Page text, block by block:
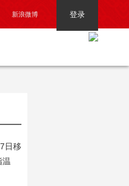
新浪微博 登录
日移
温